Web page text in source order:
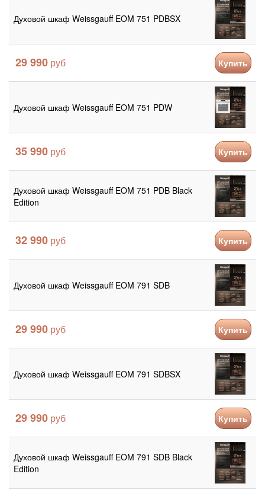
Духовой шкаф Weissgauff EOM 751 PDBSX
29 990 Купить
Духовой шкаф Weissgauff EOM 751 PDW
35 990 Купить
Духовой шкаф Weissgauff EOM 751 PDB Black
Edition
32 990 Купить
Духовой шкаф Weissgauff EOM 791 SDB
29 990 Купить
Духовой шкаф Weissgauff EOM 791 SDBSX
29 990 Купить
Духовой шкаф Weissgauff EOM 791 SDB Black
Edition